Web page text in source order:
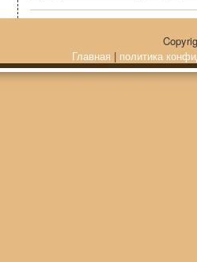
Главная | политика